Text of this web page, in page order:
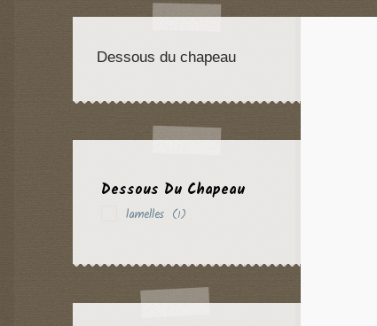
Dessous du chapeau
Dessous Du Chapeau
lamelles (1)